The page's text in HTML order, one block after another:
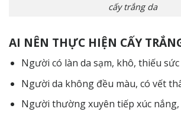
cấy trắng da
AI NÊN THỰC HIỆN CẤY
Người có làn da sạm, khô, thiếu
Người da không đều màu, có vết
Người thường xuyên tiếp xúc